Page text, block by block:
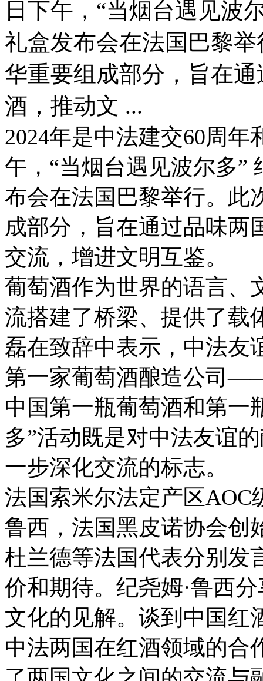
日下午，“当烟台遇见波
礼盒发布会在法国巴黎
华重要组成部分，旨在
酒，推动文 ...
2024年是中法建交60周
午，“当烟台遇见波尔多”
布会在法国巴黎举行。此
成部分，旨在通过品味两
交流，增进文明互鉴。
葡萄酒作为世界的语言、
流搭建了桥梁、提供了载
磊在致辞中表示，中法友
第一家葡萄酒酿造公司
中国第一瓶葡萄酒和第一
多”活动既是对中法友谊
一步深化交流的标志。
法国索米尔法定产区AOC
鲁西，法国黑皮诺协会创
杜兰德等法国代表分别发
价和期待。纪尧姆·鲁西
文化的见解。谈到中国红
中法两国在红酒领域的合